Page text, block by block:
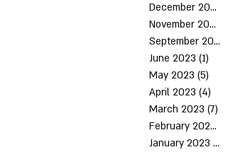
December 2023
November 2023
September 2023
June 2023 (1)
May 2023 (5)
April 2023 (4)
March 2023 (7)
February 2023
January 2023 (7)